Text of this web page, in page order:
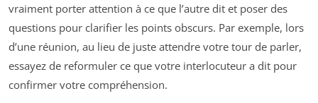
vraiment porter attention à ce que l’autre dit et poser des
questions pour clarifier les points obscurs. Par exemple, lors
d’une réunion, au lieu de juste attendre votre tour de parler,
essayez de reformuler ce que votre interlocuteur a dit pour
confirmer votre compréhension.